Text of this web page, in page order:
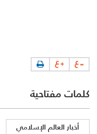
كلمات مفتاحية
أخبار العالم الإسلامي